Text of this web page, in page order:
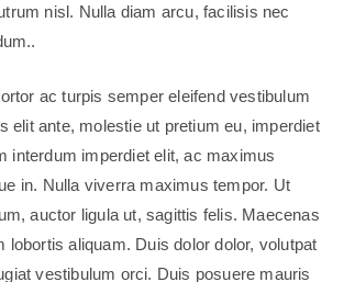
nisl. Nulla diam arcu, facilisis nec
ac turpis semper eleifend vestibulum
elit ante, molestie ut pretium eu, imperdiet
interdum imperdiet elit, ac maximus
in. Nulla viverra maximus tempor. Ut
auctor ligula ut, sagittis felis. Maecenas
lobortis aliquam. Duis dolor dolor, volutpat
vestibulum orci. Duis posuere mauris